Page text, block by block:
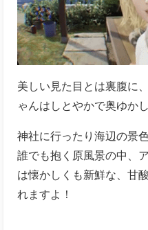
美しい見た目とは裏腹に
ゃんはしとやかで奥ゆか
神社に行ったり海辺の景
誰でも抱く原風景の中、
は懐かしくも新鮮な、甘
れますよ！